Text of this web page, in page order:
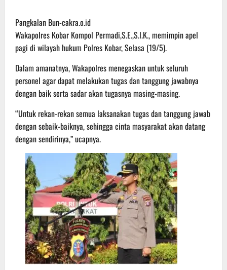
Pangkalan Bun-cakra.o.id
Wakapolres Kobar Kompol Permadi,S.E.,S.l.K., memimpin apel
pagi di wilayah hukum Polres Kobar, Selasa (19/5).
Dalam amanatnya, Wakapolres menegaskan untuk seluruh
personel agar dapat melakukan tugas dan tanggung jawabnya
dengan baik serta sadar akan tugasnya masing-masing.
“Untuk rekan-rekan semua laksanakan tugas dan tanggung jawab
dengan sebaik-baiknya, sehingga cinta masyarakat akan datang
dengan sendirinya,” ucapnya.